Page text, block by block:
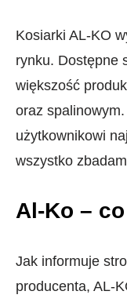
Kosiarki AL-KO
rynku. Dostępne
większość
oraz
użytkownikowi
wszystko
Al-Ko –
Jak informuje
producenta, AL-